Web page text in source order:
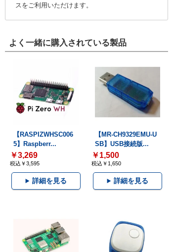
スをご利用いただけます。
よく一緒に購入されている製品
【RASPIZWHSC006
5】Raspberr...
￥3,269
税込￥3,595
詳細を見る
【MR-CH9329EMU-U
SB】USB接続版...
￥1,500
税込￥1,650
詳細を見る